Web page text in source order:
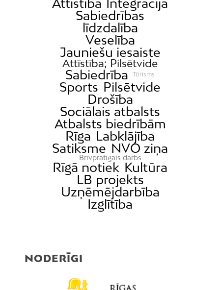
Sabiedrības
līdzdalība
Veselība
Jauniešu iesaiste
Attīstība; Pilsētvide
Sabiedrība Tūrisms
Sports Pilsētvide
Drošība
Sociālais atbalsts
Atbalsts biedrībām
Rīga Labklājība
Satiksme NVO ziņa
Brīvprātīgais darbs
Rīgā notiek Kultūra
LB projekts
Uzņēmējdarbība
Izglītība
NODERĪGI